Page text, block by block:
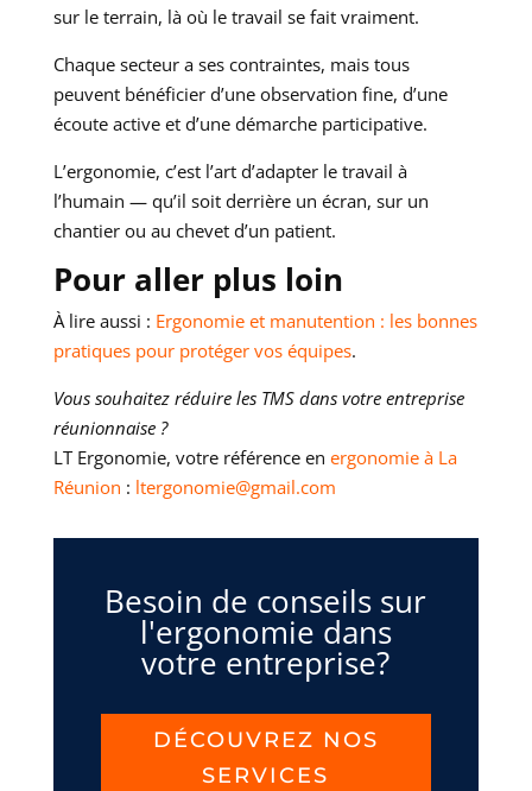
sur le terrain, là où le travail se fait vraiment.
Chaque secteur a ses contraintes, mais tous
peuvent bénéficier d’une observation fine, d’une
écoute active et d’une démarche participative.
L’ergonomie, c’est l’art d’adapter le travail à
l’humain — qu’il soit derrière un écran, sur un
chantier ou au chevet d’un patient.
Pour aller plus loin
À lire aussi : Ergonomie et manutention : les bonnes
pratiques pour protéger vos équipes.
Vous souhaitez réduire les TMS dans votre entreprise
réunionnaise ?
LT Ergonomie, votre référence en ergonomie à La
Réunion : ltergonomie@gmail.com
Besoin de conseils sur
l'ergonomie dans
votre entreprise?
DÉCOUVREZ NOS
SERVICES